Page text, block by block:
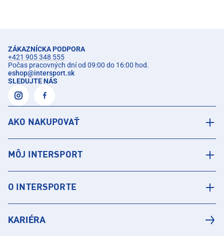
ZÁKAZNÍCKA PODPORA
+421 905 348 555
Počas pracovných dní od 09:00 do 16:00 hod.
eshop@intersport.sk
SLEDUJTE NÁS
AKO NAKUPOVAŤ
MÔJ INTERSPORT
O INTERSPORTE
KARIÉRA